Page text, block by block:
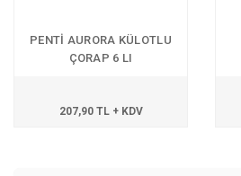
PENTİ AURORA KÜLOTLU
ÇORAP 6 LI
207,90 TL + KDV